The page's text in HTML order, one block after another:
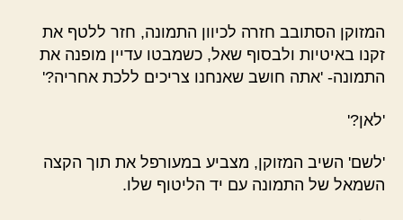
המזוקן הסתובב חזרה לכיוון התמונה, חזר ללטף את
זקנו באיטיות ולבסוף שאל, כשמבטו עדיין מופנה את
התמונה- 'אתה חושב שאנחנו צריכים ללכת אחריה?'
'לאן?'
'לשם' השיב המזוקן, מצביע במעורפל את תוך הקצה
השמאל של התמונה עם יד הליטוף שלו.